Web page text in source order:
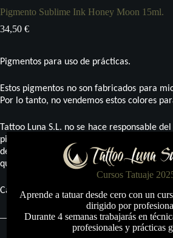
Pigmento Sublime Ink Honey Moon 15ml.
34,50 €
Pigmentos para uso de prácticas.
Estos pigmentos no son fabricados para
Por lo tanto, no vendemos estos colores
Tattoo Luna S.L. no se hace responsable
pigmentos, y por lo tanto no da ninguna
del uso adecuado para el trazo en pieles
que está destinado este producto.
Cantidad: 15 ml.
Cursos Tatuaje
Aprende a tatuar desde cero con un
dirigido por
Durante 4 semanas trabajarás en
profesionales y prácticas